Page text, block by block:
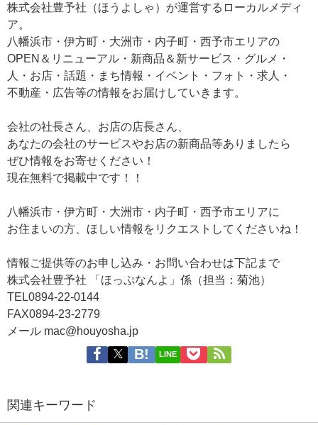
株式会社豊予社（ほうよしゃ）が運営するローカルメディ
ア。
八幡浜市・伊方町・大洲市・内子町・西予市エリアの
OPEN＆リニューアル・新商品＆新サービス・グルメ・
人・お店・話題・まち情報・イベント・フォト・求人・
不動産・広告等の情報をお届けしていきます。
会社の社長さん、お店の店長さん、
あなたの会社のサービスやお店の新商品等ありましたら
ぜひ情報をお寄せください！
現在無料で掲載中です！！
八幡浜市・伊方町・大洲市・内子町・西予市エリアに
お住まいの方、ほしい情報をリクエストしてくださいね！
情報ご提供等のお申し込み・お問い合わせは下記まで
株式会社豊予社 「ほっぷなんよ」係（担当：菊池）
TEL0894-22-0144
FAX0894-23-2779
メール mac@houyosha.jp
LINE
関連キーワード